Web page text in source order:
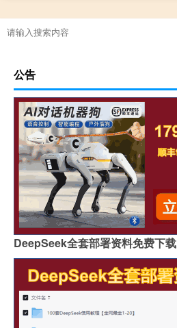
公告
DeepSeek全套部署资料免费下载